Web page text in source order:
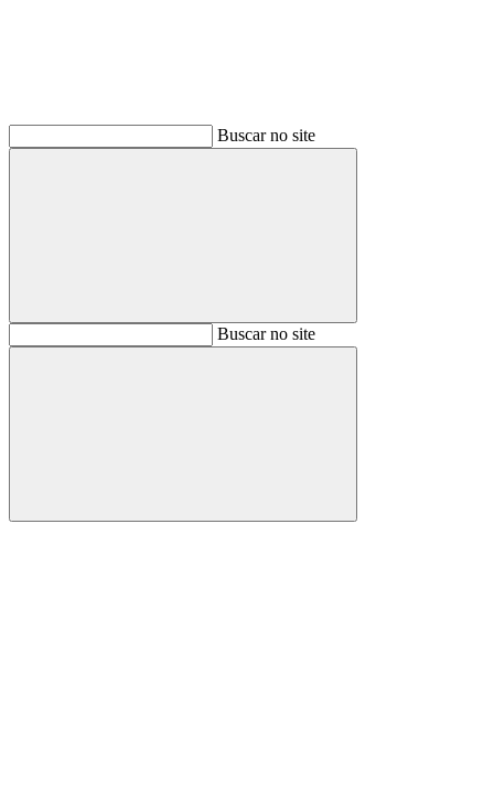
Buscar no site
BuscarBuscar no site
Buscar